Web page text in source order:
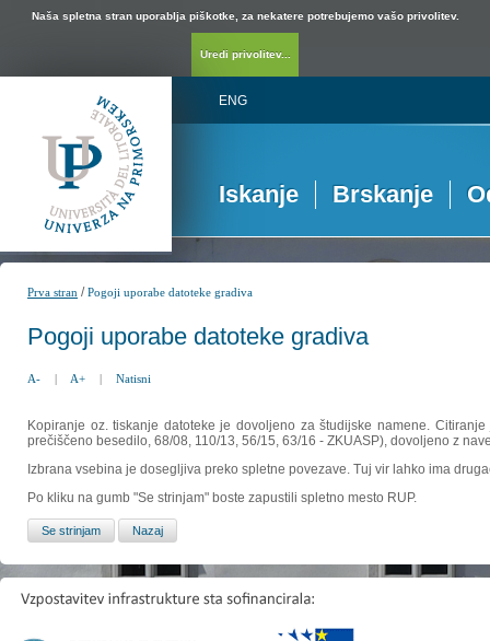
Naša spletna stran uporablja piškotke, za nekatere potrebujemo vašo privolitev.
Uredi privolitev...
ENG
Iskanje Brskanje
Prva stran /Pogoji uporabe datoteke gradiva
Pogoji uporabe datoteke gradiva
A- | A+ | Natisni
Kopiranje oz. tiskanje datoteke je dovoljeno za študijske namene.
prečiščeno besedilo, 68/08, 110/13, 56/15, 63/16 - ZKUASP), dovoljeno z
Izbrana vsebina je dosegljiva preko spletne povezave. Tuj vir lahko ima
Po kliku na gumb "Se strinjam" boste zapustili spletno mesto RUP.